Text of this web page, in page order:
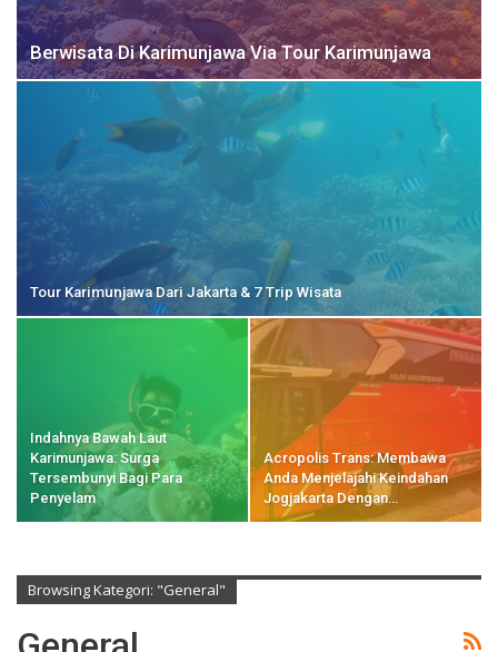
Berwisata Di Karimunjawa Via Tour Karimunjawa
Tour Karimunjawa Dari Jakarta & 7 Trip Wisata
Indahnya Bawah Laut
Karimunjawa: Surga
Tersembunyi Bagi Para
Penyelam
Acropolis Trans: Membawa
Anda Menjelajahi Keindahan
Jogjakarta Dengan…
Browsing Kategori: "General"